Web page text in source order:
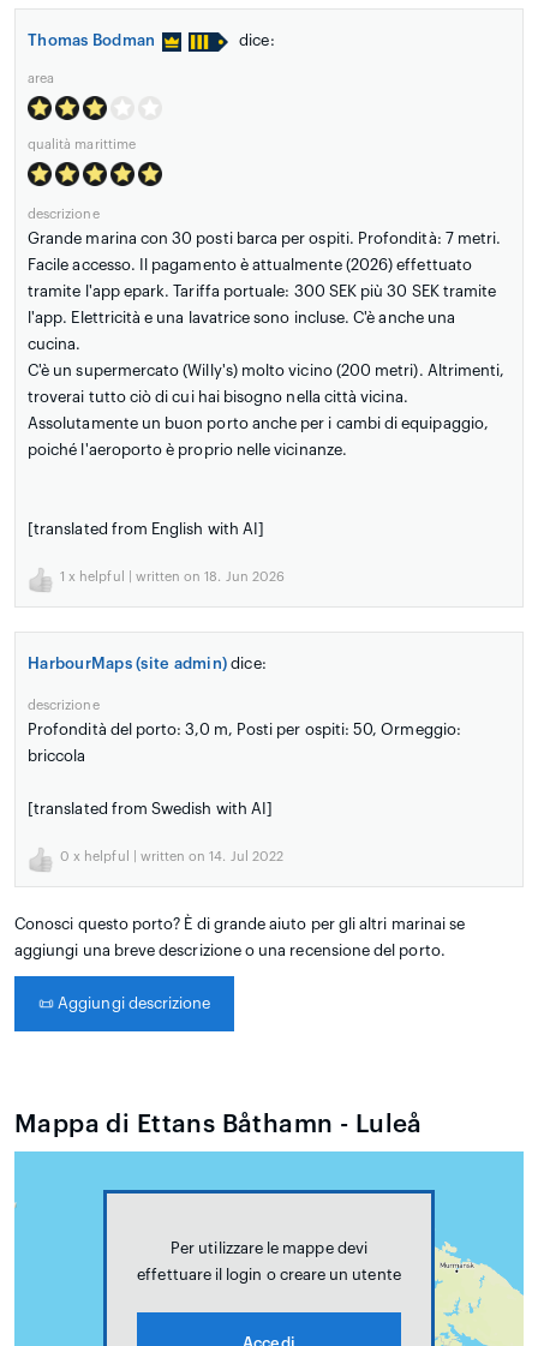
Thomas Bodman dice:
area
qualità marittime
descrizione
Grande marina con 30 posti barca per ospiti. Profondità: 7 metri.
Facile accesso. Il pagamento è attualmente (2026) effettuato
tramite l'app epark. Tariffa portuale: 300 SEK più 30 SEK tramite
l'app. Elettricità e una lavatrice sono incluse. C'è anche una
cucina.
C'è un supermercato (Willy's) molto vicino (200 metri). Altrimenti,
troverai tutto ciò di cui hai bisogno nella città vicina.
Assolutamente un buon porto anche per i cambi di equipaggio,
poiché l'aeroporto è proprio nelle vicinanze.
[translated from English with AI]
1 x helpful | written on 18. Jun 2026
HarbourMaps (site admin) dice:
descrizione
Profondità del porto: 3,0 m, Posti per ospiti: 50, Ormeggio:
briccola
[translated from Swedish with AI]
0 x helpful | written on 14. Jul 2022
Conosci questo porto? È di grande aiuto per gli altri marinai se
aggiungi una breve descrizione o una recensione del porto.
📜 Aggiungi descrizione
Mappa di Ettans Båthamn - Luleå
Per utilizzare le mappe devi
effettuare il login o creare un utente